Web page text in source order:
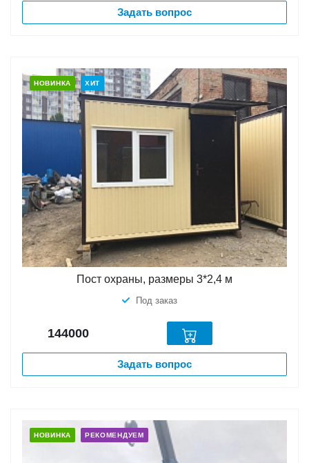
Задать вопрос
НОВИНКА ХИТ
Пост охраны, размеры 3*2,4 м
Под заказ
144000
Задать вопрос
НОВИНКА РЕКОМЕНДУЕМ